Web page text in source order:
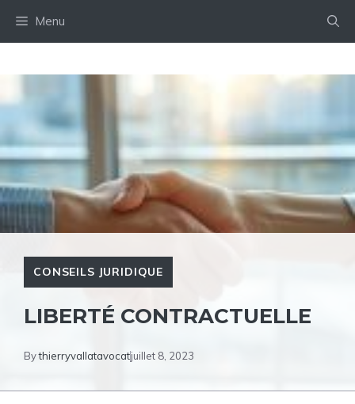
Menu
CONSEILS JURIDIQUE
LIBERTÉ CONTRACTUELLE
Bythierryvallatavocatjuillet 8, 2023